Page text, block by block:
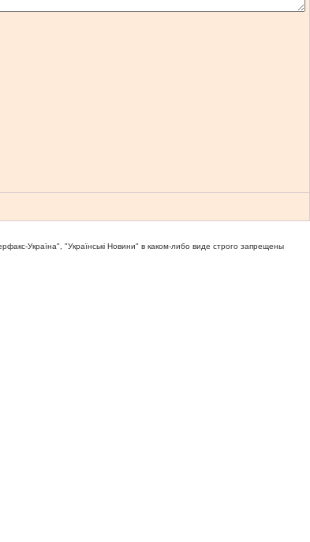
Україна", "Українськi Новини" в каком-либо виде строго запрещены